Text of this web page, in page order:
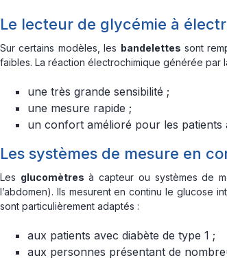
Le lecteur de glycémie à
Sur certains modèles, les bandelettes sont
faibles. La réaction électrochimique générée
une très grande sensibilité ;
une mesure rapide ;
un confort amélioré pour les
Les systèmes de mesure en
Les glucomètres à capteur ou systèmes de
l’abdomen). Ils mesurent en continu le glucose
sont particulièrement adaptés :
aux patients avec diabète de type 1 ;
aux personnes présentant de